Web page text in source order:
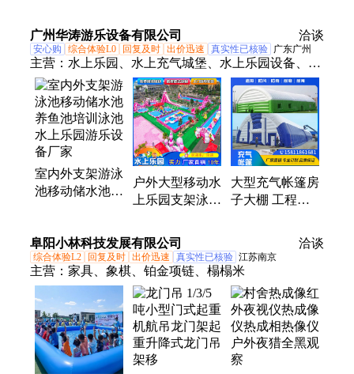
园成人儿童游乐
设备
广州华涛游乐设备有限公司 洽谈
安心购 综合体验L0 回复及时 出价迅速 真实性已核验 广东广州
主营： 水上乐园、水上充气城堡、水上乐园设备、支
架游泳池、水上充气城堡浮岛
室内外支架游泳
池移动储水池养
厂家
户外大型移动水
上乐园支架泳池
关水上玩具设备
厂家
大型充气帐篷房
子大棚 工程体
保暖 PVC环保
材料 厂定制
阜阳小林科技发展有限公司 洽谈
综合体验L2 回复及时 出价迅速 真实性已核验 江苏南京
主营： 家具、象棋、铂金项链、榻榻米